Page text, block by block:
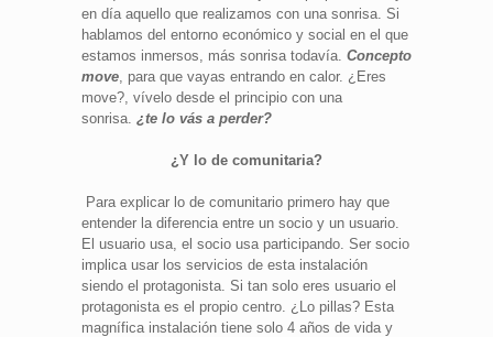
en día aquello que realizamos con una sonrisa. Si
hablamos del entorno económico y social en el que
estamos inmersos, más sonrisa todavía. Concepto
move , para que vayas entrando en calor. ¿Eres
move?, vívelo desde el principio con una
sonrisa. ¿te lo vás a perder?
¿Y lo de comunitaria?
Para explicar lo de comunitario primero hay que
entender la diferencia entre un socio y un usuario.
El usuario usa, el socio usa participando. Ser socio
implica usar los servicios de esta instalación
siendo el protagonista. Si tan solo eres usuario el
protagonista es el propio centro. ¿Lo pillas? Esta
magnífica instalación tiene solo 4 años de vida y